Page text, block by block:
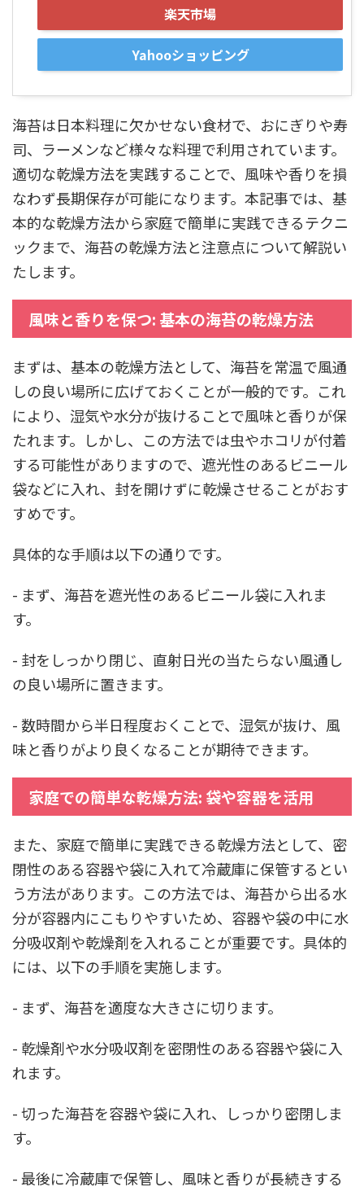
楽天市場
Yahooショッピング
海苔は日本料理に欠かせない食材で、おにぎりや寿
司、ラーメンなど様々な料理で利用されています。
適切な乾燥方法を実践することで、風味や香りを損
なわず長期保存が可能になります。本記事では、基
本的な乾燥方法から家庭で簡単に実践できるテクニ
ックまで、海苔の乾燥方法と注意点について解説い
たします。
風味と香りを保つ: 基本の海苔の乾燥方法
まずは、基本の乾燥方法として、海苔を常温で風通
しの良い場所に広げておくことが一般的です。これ
により、湿気や水分が抜けることで風味と香りが保
たれます。しかし、この方法では虫やホコリが付着
する可能性がありますので、遮光性のあるビニール
袋などに入れ、封を開けずに乾燥させることがおす
すめです。
具体的な手順は以下の通りです。
- まず、海苔を遮光性のあるビニール袋に入れま
す。
- 封をしっかり閉じ、直射日光の当たらない風通し
の良い場所に置きます。
- 数時間から半日程度おくことで、湿気が抜け、風
味と香りがより良くなることが期待できます。
家庭での簡単な乾燥方法: 袋や容器を活用
また、家庭で簡単に実践できる乾燥方法として、密
閉性のある容器や袋に入れて冷蔵庫に保管するとい
う方法があります。この方法では、海苔から出る水
分が容器内にこもりやすいため、容器や袋の中に水
分吸収剤や乾燥剤を入れることが重要です。具体的
には、以下の手順を実施します。
- まず、海苔を適度な大きさに切ります。
- 乾燥剤や水分吸収剤を密閉性のある容器や袋に入
れます。
- 切った海苔を容器や袋に入れ、しっかり密閉しま
す。
- 最後に冷蔵庫で保管し、風味と香りが長続きする